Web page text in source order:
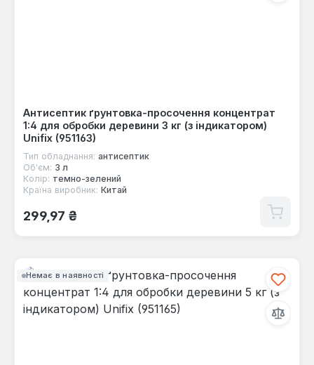
Антисептик ґрунтовка-просочення концентрат
1:4 для обробки деревини 3 кг (з індикатором)
Unifix (951163)
Тип обладнання: антисептик
Об'єм: 3 л
Колір: темно-зелений
Країна виробник: Китай
Звичайна ціна:
299,97 ₴
Немає в наявності